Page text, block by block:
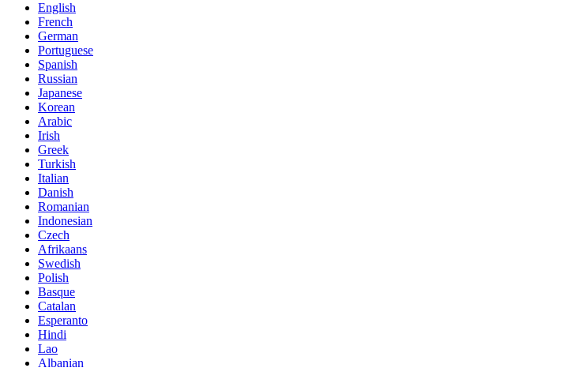
English
French
German
Portuguese
Spanish
Russian
Japanese
Korean
Arabic
Irish
Greek
Turkish
Italian
Danish
Romanian
Indonesian
Czech
Afrikaans
Swedish
Polish
Basque
Catalan
Esperanto
Hindi
Lao
Albanian